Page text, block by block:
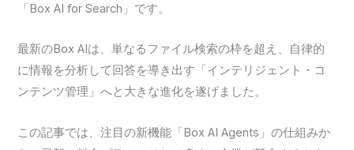
「Box AI for Search」です。
最新のBox AIは、単なるファイル検索の枠を超え、自律的
に情報を分析して回答を導き出す「インテリジェント・コ
ンテンツ管理」へと大きな進化を遂げました。
この記事では、注目の新機能「Box AI Agents」の仕組みか